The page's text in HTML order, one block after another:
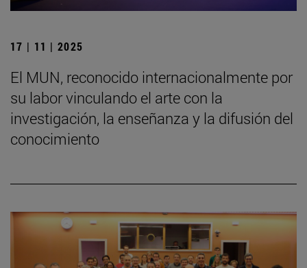
17 | 11 | 2025
El MUN, reconocido internacionalmente por
su labor vinculando el arte con la
investigación, la enseñanza y la difusión del
conocimiento